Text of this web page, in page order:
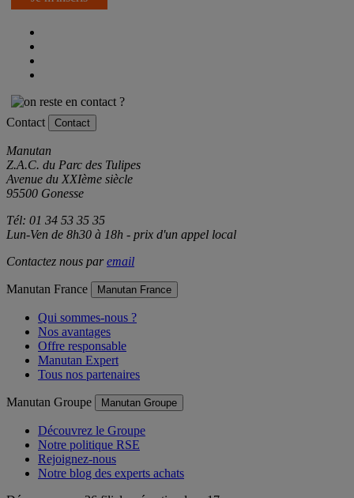
Contact Contact
Manutan
Z.A.C. du Parc des Tulipes
Avenue du XXIème siècle
95500 Gonesse
Tél: 01 34 53 35 35
Lun-Ven de 8h30 à 18h - prix d'un appel local
Contactez nous paremail
Manutan France Manutan France
Qui sommes-nous ?
Nos avantages
Offre responsable
Manutan Expert
Tous nos partenaires
Manutan Groupe Manutan Groupe
Découvrez le Groupe
Notre politique RSE
Rejoignez-nous
Notre blog des experts achats